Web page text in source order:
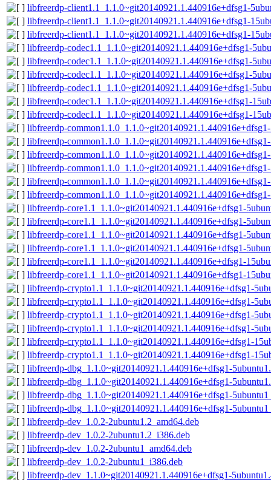
libfreerdp-client1.1_1.1.0~git20140921.1.440916e+dfsg1-
libfreerdp-client1.1_1.1.0~git20140921.1.440916e+dfsg1-
libfreerdp-client1.1_1.1.0~git20140921.1.440916e+dfsg1-
libfreerdp-codec1.1_1.1.0~git20140921.1.440916e+dfsg1-
libfreerdp-codec1.1_1.1.0~git20140921.1.440916e+dfsg1-
libfreerdp-codec1.1_1.1.0~git20140921.1.440916e+dfsg1-
libfreerdp-codec1.1_1.1.0~git20140921.1.440916e+dfsg1-
libfreerdp-codec1.1_1.1.0~git20140921.1.440916e+dfsg1-
libfreerdp-codec1.1_1.1.0~git20140921.1.440916e+dfsg1-
libfreerdp-
libfreerdp-
libfreerdp-
libfreerdp-
libfreerdp-
libfreerdp-
libfreerdp-core1.1_1.1.0~git20140921.1.440916e+dfsg1-
libfreerdp-core1.1_1.1.0~git20140921.1.440916e+dfsg1-
libfreerdp-core1.1_1.1.0~git20140921.1.440916e+dfsg1-
libfreerdp-core1.1_1.1.0~git20140921.1.440916e+dfsg1-
libfreerdp-core1.1_1.1.0~git20140921.1.440916e+dfsg1-
libfreerdp-core1.1_1.1.0~git20140921.1.440916e+dfsg1-
libfreerdp-crypto1.1_1.1.0~git20140921.1.440916e+dfsg1-
libfreerdp-crypto1.1_1.1.0~git20140921.1.440916e+dfsg1-
libfreerdp-crypto1.1_1.1.0~git20140921.1.440916e+dfsg1-
libfreerdp-crypto1.1_1.1.0~git20140921.1.440916e+dfsg1-
libfreerdp-crypto1.1_1.1.0~git20140921.1.440916e+dfsg1-
libfreerdp-crypto1.1_1.1.0~git20140921.1.440916e+dfsg1-
libfreerdp-dbg_1.1.0~git20140921.1.440916e+dfsg1-
libfreerdp-dbg_1.1.0~git20140921.1.440916e+dfsg1-
libfreerdp-dbg_1.1.0~git20140921.1.440916e+dfsg1-
libfreerdp-dbg_1.1.0~git20140921.1.440916e+dfsg1-
libfreerdp-dev_1.0.2-2ubuntu1.2_amd64.deb
libfreerdp-dev_1.0.2-2ubuntu1.2_i386.deb
libfreerdp-dev_1.0.2-2ubuntu1_amd64.deb
libfreerdp-dev_1.0.2-2ubuntu1_i386.deb
libfreerdp-dev_1.1.0~git20140921.1.440916e+dfsg1-